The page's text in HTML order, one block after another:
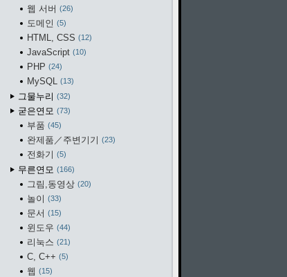
웹 서버 26
도메인 5
HTML, CSS 12
JavaScript 10
PHP 24
MySQL 13
그물누리 32
굳은연모 73
부품 45
완제품／주변기기 23
전화기 5
무른연모 166
그림,동영상 20
놀이 33
문서 15
윈도우 44
리눅스 21
C, C++ 5
웹 15